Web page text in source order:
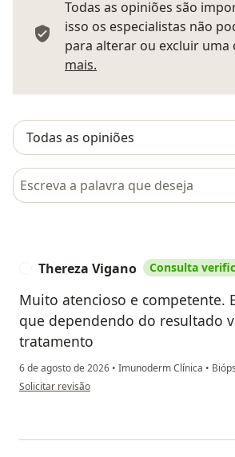
Todas as opiniões são
isso os especialistas não
para alterar ou excluir uma
mais.
Pesquisar em opiniões
Thereza Vigano Consulta
Muito atencioso e competente.
que dependendo do resultado
tratamento
6 de agosto de 2026 • Imunoderm Clínica •
na opinião do utilizador Thereza Vigano
Solicitar revisão